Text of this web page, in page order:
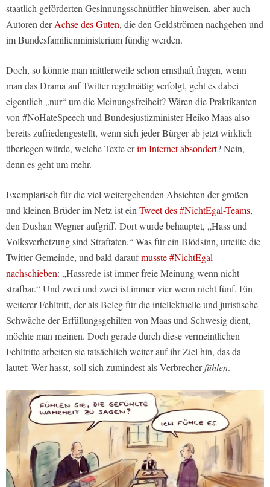
staatlich geförderten Gesinnungsschnüffler hinweisen, aber auch
Autoren derAchse des Guten, die den Geldströmen nachgehen und
im Bundesfamilienministerium fündig werden.
Doch, so könnte man mittlerweile schon ernsthaft fragen, wenn
man das Drama auf Twitter regelmäßig verfolgt, geht es dabei
eigentlich „nur“ um die Meinungsfreiheit? Wären die Praktikanten
von #NoHateSpeech und Bundesjustizminister Heiko Maas also
bereits zufriedengestellt, wenn sich jeder Bürger ab jetzt wirklich
überlegen würde, welche Texte erim Internet absondert? Nein,
denn es geht um mehr.
Exemplarisch für die viel weitergehenden Absichten der großen
und kleinen Brüder im Netz ist einTweet des #NichtEgal-Teams,
den Dushan Wegner aufgriff. Dort wurde behauptet, „Hass und
Volksverhetzung sind Straftaten.“ Was für ein Blödsinn, urteilte die
Twitter-Gemeinde, und bald daraufmusste #NichtEgal
nachschieben: „Hassrede ist immer freie Meinung wenn nicht
strafbar.“ Und zwei und zwei ist immer vier wenn nicht fünf. Ein
weiterer Fehltritt, der als Beleg für die intellektuelle und juristische
Schwäche der Erfüllungsgehilfen von Maas und Schwesig dient,
möchte man meinen. Doch gerade durch diese vermeintlichen
Fehltritte arbeiten sie tatsächlich weiter auf ihr Ziel hin, das da
lautet: Wer hasst, soll sich zumindest als Verbrecherfühlen.